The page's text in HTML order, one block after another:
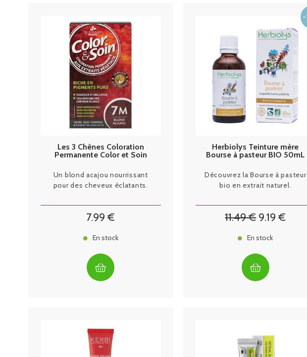
Les 3 Chênes Coloration
Permanente Color et Soin
Un blond acajou nourrissant
pour des cheveux éclatants.
7.99 €
En stock
Herbiolys Teinture mère
Bourse à pasteur BIO 50mL
Découvrez la Bourse à pasteur
bio en extrait naturel.
11.49€ 9.19 €
En stock